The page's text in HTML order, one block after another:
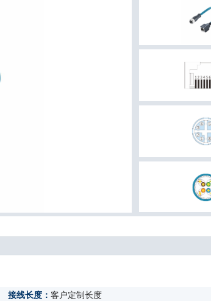
接线长度： 客户定制长度